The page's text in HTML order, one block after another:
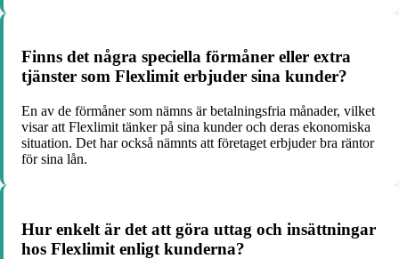
Finns det några speciella förmåner eller extra
tjänster som Flexlimit erbjuder sina kunder?
En av de förmåner som nämns är betalningsfria månader, vilket
visar att Flexlimit tänker på sina kunder och deras ekonomiska
situation. Det har också nämnts att företaget erbjuder bra räntor
för sina lån.
Hur enkelt är det att göra uttag och insättningar
hos Flexlimit enligt kunderna?